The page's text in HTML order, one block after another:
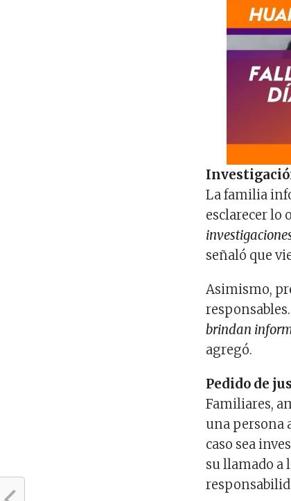
La familia
esclarecer lo
señaló que
Asimismo,
responsables.
brindan
agregó.
Pedido de
Familiares,
una persona
caso sea
su llamado a